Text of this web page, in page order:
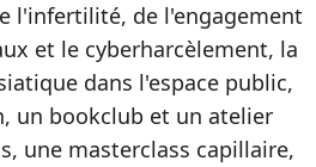
l'infertilité, de l'engagement
et le cyberharcèlement, la
dans l'espace public,
un bookclub et un atelier
une masterclass capillaire,